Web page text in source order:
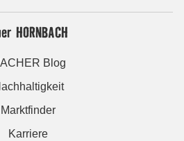
HORNBACH
Blog
Marktfinder
Karriere